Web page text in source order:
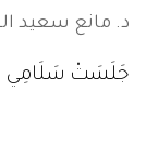
د. مانع سعيد
جَلَسَتْ سَلَامِي